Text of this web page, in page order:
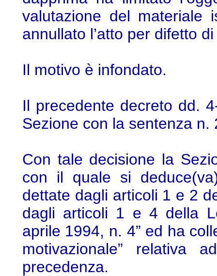
valutazione del materiale
annullato l’atto per difetto
Il motivo è infondato.
Il precedente decreto dd.
Sezione con la sentenza
Con tale decisione la
con il quale si
dettate dagli articoli 1 e 2
dagli articoli 1 e 4 della
aprile 1994, n. 4” ed ha
motivazionale” relativa
precedenza.